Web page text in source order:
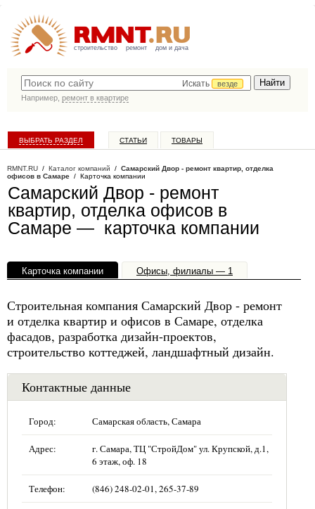
строительство ремонт дом и дача
Искать
везде
Например, ремонт в квартире
ВЫБРАТЬ РАЗДЕЛ СТАТЬИ ТОВАРЫ
RMNT.RU / Каталог компаний / Самарский Двор - ремонт квартир, отделка
офисов в Самаре / Карточка компании
Самарский Двор - ремонт
квартир, отделка офисов в
Самаре — карточка компании
Карточка компании Офисы, филиалы — 1
Строительная компания Самарский Двор - ремонт
и отделка квартир и офисов в Самаре, отделка
фасадов, разработка дизайн-проектов,
строительство коттеджей, ландшафтный дизайн.
Контактные данные
Город: Самарская область, Самара
Адрес:
г. Самара, ТЦ "СтройДом" ул. Крупской, д.1,
6 этаж, оф. 18
Телефон: (846) 248-02-01, 265-37-89